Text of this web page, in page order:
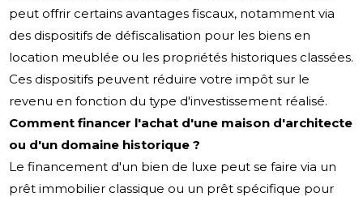
peut offrir certains avantages fiscaux, notamment via
des dispositifs de défiscalisation pour les biens en
location meublée ou les propriétés historiques classées.
Ces dispositifs peuvent réduire votre impôt sur le
revenu en fonction du type d'investissement réalisé.
Comment financer l'achat d'une maison d'architecte
ou d'un domaine historique ?
Le financement d'un bien de luxe peut se faire via un
prêt immobilier classique ou un prêt spécifique pour